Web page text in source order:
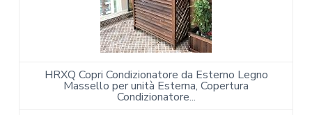
HRXQ Copri Condizionatore da Esterno Legno
Massello per unità Esterna, Copertura
Condizionatore...